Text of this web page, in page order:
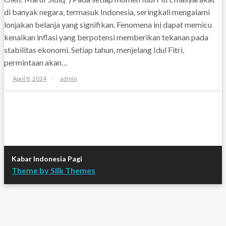
di banyak negara, termasuk Indonesia, seringkali mengalami
lonjakan belanja yang signifikan. Fenomena ini dapat memicu
kenaikan inflasi yang berpotensi memberikan tekanan pada
stabilitas ekonomi. Setiap tahun, menjelang Idul Fitri,
permintaan akan…
on
April 8, 2024 admin
Kabar Indonesia Pagi
Theme by Silk Themes